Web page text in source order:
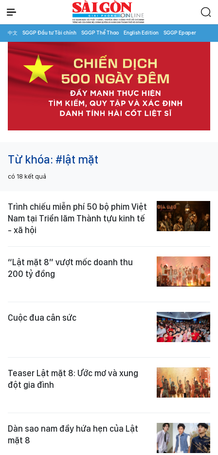
中文 SGGP Đầu tư Tài chính SGGP Thể Thao English Edition SGGP Epaper
Từ khóa: #lật mặt
có 18 kết quả
Trình chiếu miễn phí 50 bộ phim Việt
Nam tại Triển lãm Thành tựu kinh tế
- xã hội
“Lật mặt 8” vượt mốc doanh thu
200 tỷ đồng
Cuộc đua cân sức
Teaser Lật mặt 8: Ước mơ và xung
đột gia đình
Dàn sao nam đầy hứa hẹn của Lật
mặt 8